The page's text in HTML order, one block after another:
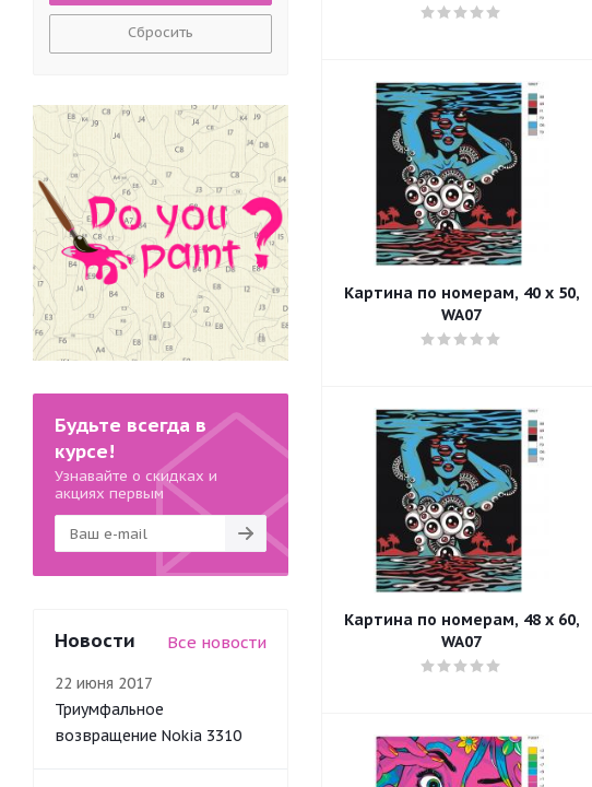
Картина по номерам, 40 x 50,
WA07
Картина по номерам, 48 x 60,
WA07
Сбросить
Будьте всегда в
курсе!
Узнавайте о скидках и
акциях первым
Новости Все новости
22 июня 2017
Триумфальное
возвращение Nokia 3310